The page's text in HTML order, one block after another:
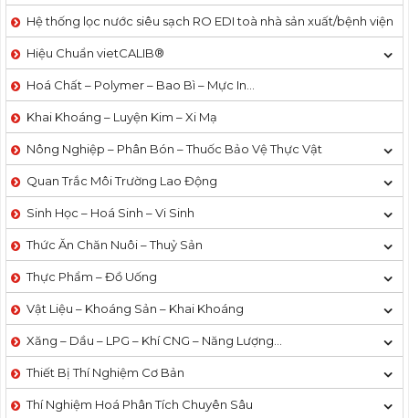
Hệ thống lọc nước siêu sạch RO EDI​​ toà nhà sản xuất/bệnh viện
Hiệu Chuẩn vietCALIB®
Hoá Chất – Polymer – Bao Bì – Mực In…
Khai Khoáng – Luyện Kim – Xi Mạ
Nông Nghiệp – Phân Bón – Thuốc Bảo Vệ Thực Vật
Quan Trắc Môi Trường Lao Động
Sinh Học – Hoá Sinh – Vi Sinh
Thức Ăn Chăn Nuôi – Thuỷ Sản
Thực Phẩm – Đồ Uống
Vật Liệu – Khoáng Sản – Khai Khoáng
Xăng – Dầu – LPG – Khí CNG – Năng Lượng…
Thiết Bị Thí Nghiệm Cơ Bản
Thí Nghiệm Hoá Phân Tích Chuyên Sâu